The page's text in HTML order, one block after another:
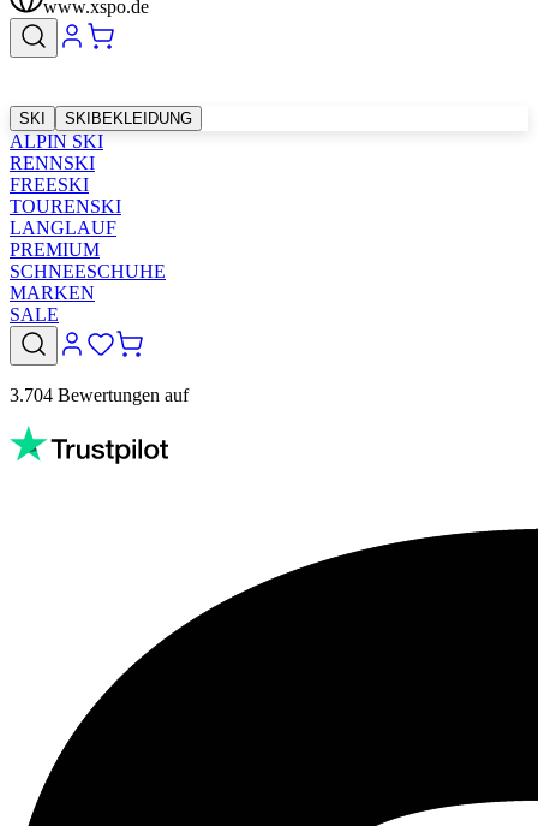
www.xspo.de
SKI SKIBEKLEIDUNG
ALPIN SKI
RENNSKI
FREESKI
TOURENSKI
LANGLAUF
PREMIUM
SCHNEESCHUHE
MARKEN
SALE
3.704 Bewertungen auf